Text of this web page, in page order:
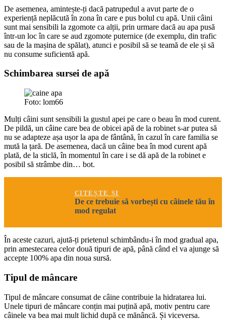
De asemenea, amintește-ți dacă patrupedul a avut parte de o
experiență neplăcută în zona în care e pus bolul cu apă. Unii câini
sunt mai sensibili la zgomote ca alții, prin urmare dacă au apa pusă
într-un loc în care se aud zgomote puternice (de exemplu, din trafic
sau de la mașina de spălat), atunci e posibil să se teamă de ele și să
nu consume suficientă apă.
Schimbarea sursei de apă
Foto: lom66
Mulți câini sunt sensibili la gustul apei pe care o beau în mod curent.
De pildă, un câine care bea de obicei apă de la robinet s-ar putea să
nu se adapteze așa ușor la apa de fântână, în cazul în care familia se
mută la țară. De asemenea, dacă un câine bea în mod curent apă
plată, de la sticlă, în momentul în care i se dă apă de la robinet e
posibil să strâmbe din… bot.
CITEȘTE ȘI
De ce trebuie să vorbești cu câinele tău în
mod regulat
În aceste cazuri, ajută-ți prietenul schimbându-i în mod gradual apa,
prin amestecarea celor două tipuri de apă, până când el va ajunge să
accepte 100% apa din noua sursă.
Tipul de mâncare
Tipul de mâncare consumat de câine contribuie la hidratarea lui.
Unele tipuri de mâncare conțin mai puțină apă, motiv pentru care
câinele va bea mai mult lichid după ce mănâncă. Și viceversa.